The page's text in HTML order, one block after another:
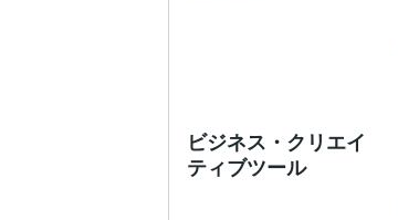
ビジネス・クリエイ
ティブツール